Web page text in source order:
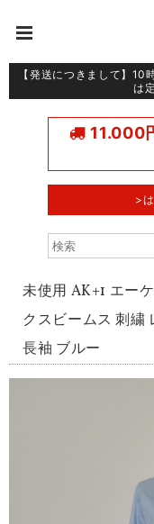
【発送につきまして】10
は
11.000
>
未使用 AK+1 エー
クスビームス 刺繍
長袖 ブルー